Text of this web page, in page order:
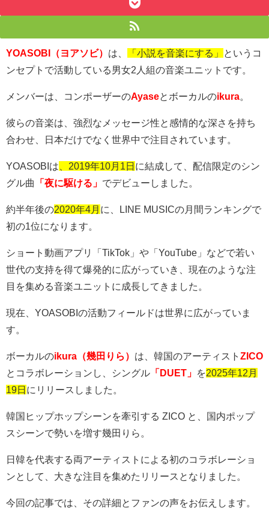
YOASOBI（ヨアソビ） は、 「小説を音楽にする」
というコ
ンセプトで活動している男女2 人組の音楽ユニットです。
メンバーは、コンポーザーのAyaseとボーカルのikura
彼らの音楽は、強烈なメッセージ性と感情的な深さを持ち
合わせ、日本だけでなく世界中で注目されています。
YOASOBI は 、2019年10月1日 に結成して、配信限定のシン
グル曲
「夜に駆ける」 でデビューしました。
約半年後の2020年4月 に、 LINE MUSICの月間ランキングで
初の1 位になります。
ショート動画アプリ「 TikTok 」や「 YouTube 」などで若い
世代の支持を得て爆発的に広がっていき、現在のような注
目を集める音楽ユニットに成長してきました。
現在、 YOASOBI の活動フィールドは世界に広がっていま
す。
ボーカルのikura（幾田りら） は、韓国のアーティスト ZICO
とコラボレーションし、シングル 「DUET」 を2025年12月
19日 にリリースしました。
韓国ヒップホップシーンを牽引する ZICO と、国内ポップ
スシーンで勢いを増す幾田りら。
日韓を代表する両アーティストによる初のコラボレーショ
ンとして、大きな注目を集めたリリースとなりました。
今回の記事では、その詳細とファンの声をお伝えします。